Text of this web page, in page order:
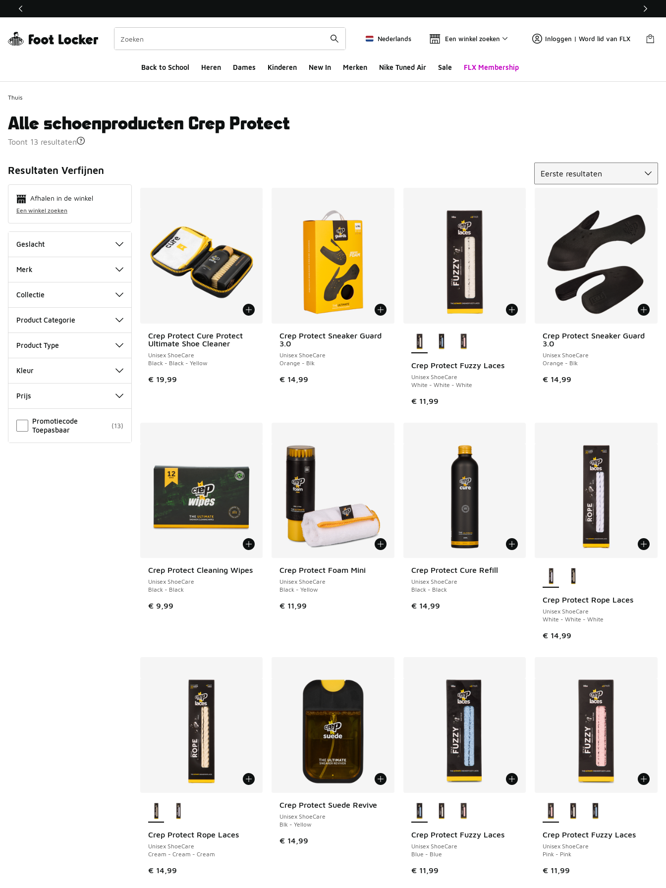
Deze link wordt geopend in een nieuw venster
Nederlands Een winkel zoeken Inloggen | Word lid van FLX
Back to School Heren Dames Kinderen New In Merken Nike Tuned Air Sale FLX Membership
Thuis
Alle schoenproducten Crep Protect
Toont 13 resultaten
Resultaten Verfijnen
Afhalen in de winkel
Een winkel zoeken
Geslacht
Merk
Collectie
Product Categorie
Product Type
Kleur
Prijs
Promotiecode
Toepasbaar
(13)
Eerste resultaten
Crep Protect Cure Protect
Ultimate Shoe Cleaner
Unisex ShoeCare
Black - Black - Yellow
€ 19,99
Crep Protect Sneaker Guard
3.0
Unisex ShoeCare
Orange - Blk
€ 14,99
Crep Protect Fuzzy Laces
Unisex ShoeCare
White - White - White
€ 11,99
Crep Protect Sneaker Guard
3.0
Unisex ShoeCare
Orange - Blk
€ 14,99
Crep Protect Cleaning Wipes
Unisex ShoeCare
Black - Black
€ 9,99
Crep Protect Foam Mini
Unisex ShoeCare
Black - Yellow
€ 11,99
Crep Protect Cure Refill
Unisex ShoeCare
Black - Black
€ 14,99
Crep Protect Rope Laces
Unisex ShoeCare
White - White - White
€ 14,99
Crep Protect Rope Laces
Unisex ShoeCare
Cream - Cream - Cream
€ 14,99
Crep Protect Suede Revive
Unisex ShoeCare
Blk - Yellow
€ 14,99
Crep Protect Fuzzy Laces
Unisex ShoeCare
Blue - Blue
€ 11,99
Crep Protect Fuzzy Laces
Unisex ShoeCare
Pink - Pink
€ 11,99